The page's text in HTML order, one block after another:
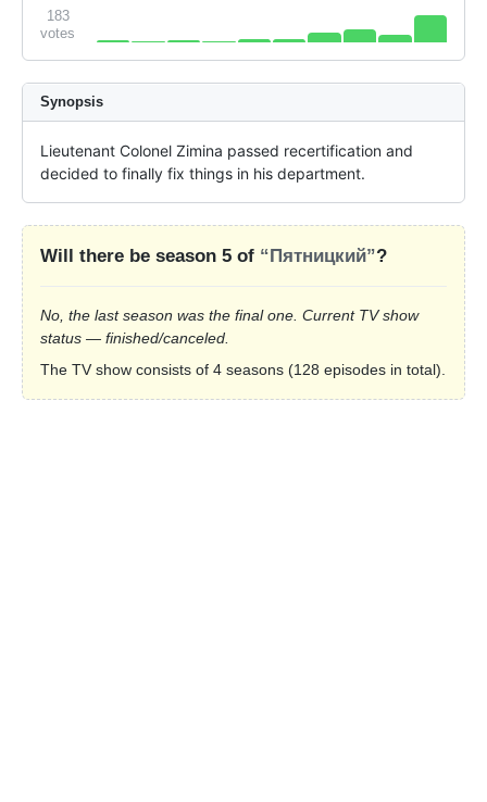
183
votes
Synopsis
Lieutenant Colonel Zimina passed recertification and
decided to finally fix things in his department.
Will there be season 5 of “Пятницкий”?
No, the last season was the final one. Current TV show
status — finished/canceled.
The TV show consists of 4 seasons (128 episodes in total).